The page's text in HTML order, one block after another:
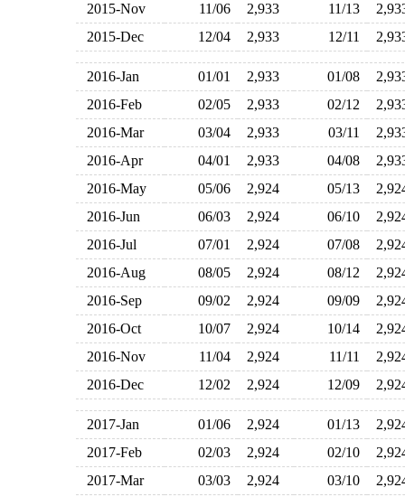
2015-Nov
11/06 2,933 11/13
2015-Dec
12/04 2,933 12/11
2016-Jan 01/01 2,933 01/08
2016-Feb
02/05 2,933 02/12
2016-Mar
03/04 2,933 03/11
2016-Apr
04/01 2,933 04/08
2016-May
05/06 2,924 05/13
2016-Jun
06/03 2,924 06/10
2016-Jul
07/01 2,924 07/08
2016-Aug
08/05 2,924 08/12
2016-Sep
09/02 2,924 09/09
2016-Oct
10/07 2,924 10/14
2016-Nov
11/04 2,924 11/11
2016-Dec
12/02 2,924 12/09
2017-Jan 01/06 2,924 01/13
2017-Feb
02/03 2,924 02/10
2017-Mar
03/03 2,924 03/10